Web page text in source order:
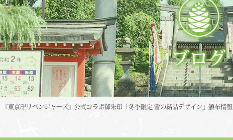
『東京卍リベンジャーズ』公式コラボ御朱印「冬季限定 雪の結晶デザイン」頒布情報